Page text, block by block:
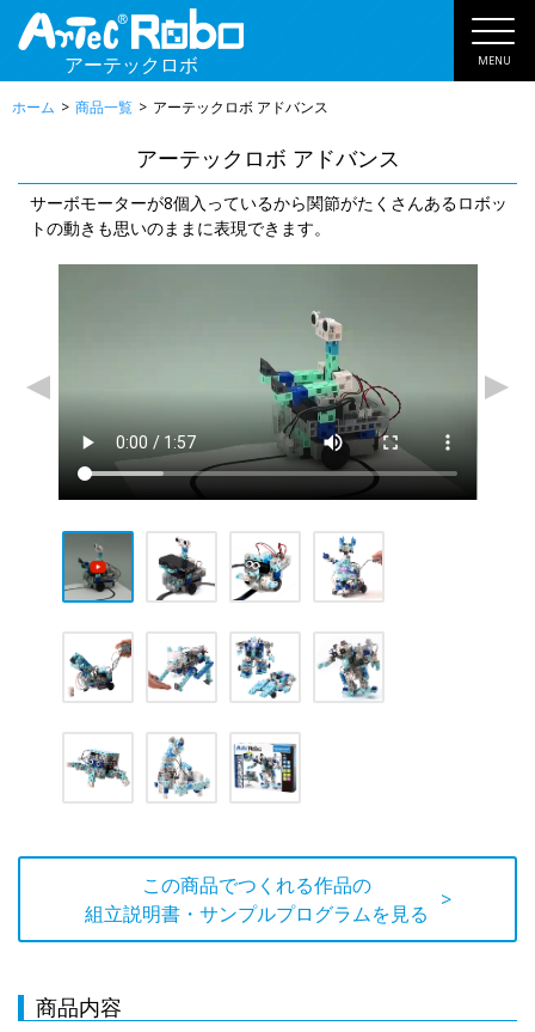
アーテックロボ MENU
ホーム 商品一覧 アーテックロボ アドバンス
アーテックロボ アドバンス
サーボモーターが8個入っているから関節がたくさんあるロボッ
トの動きも思いのままに表現できます。
この商品でつくれる作品の
組立説明書・サンプルプログラムを見る
>
商品内容